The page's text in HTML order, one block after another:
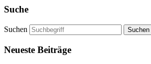
Suche
Suchen
Neueste Beiträge